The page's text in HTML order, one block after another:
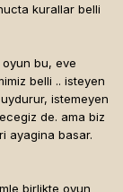
kurallar belli
bu, eve
belli .. isteyen
istemeyen
de. ama biz
ayagina basar.
birlikte oyun